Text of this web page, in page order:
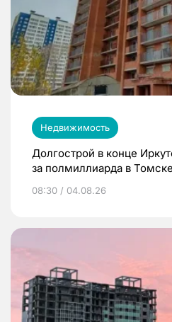
Недвижимость
Долгострой в конце
за полмиллиарда в Томске
08:30 / 04.08.26